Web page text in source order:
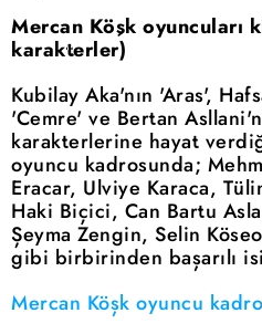
Mercan Köşk oyuncuları
karakterler)
Kubilay Aka'nın 'Aras',
'Cemre' ve Bertan
karakterlerine hayat
oyuncu kadrosunda;
Eracar, Ulviye Karaca,
Haki Biçici, Can Bartu
Şeyma Zengin, Selin
gibi birbirinden başarılı
Mercan Köşk oyuncu